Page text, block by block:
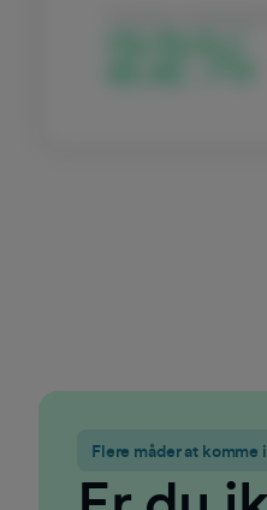
22%
Flere måder at komme